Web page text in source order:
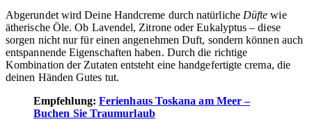
Abgerundet wird Deine Handcreme durch natürliche Düfte wie
ätherische Öle. Ob Lavendel, Zitrone oder Eukalyptus – diese
sorgen nicht nur für einen angenehmen Duft, sondern können auch
entspannende Eigenschaften haben. Durch die richtige
Kombination der Zutaten entsteht eine handgefertigte crema, die
deinen Händen Gutes tut.
Empfehlung: Ferienhaus Toskana am Meer –
Buchen Sie Traumurlaub